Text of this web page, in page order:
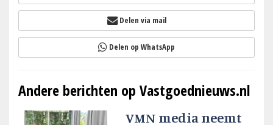
Delen via mail
Delen op WhatsApp
Andere berichten op Vastgoednieuws.nl
VMN media neemt